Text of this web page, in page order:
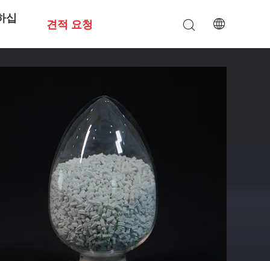
십
견적 요청